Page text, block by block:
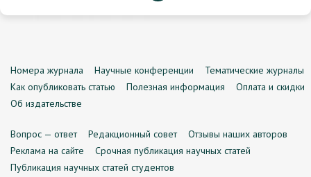
Номера журнала Научные конференции
Тематические журналы
Как опубликовать статью
Полезная информация
Оплата и скидки
Об издательстве
Вопрос — ответ Редакционный совет
Отзывы наших авторов
Реклама на сайте
Срочная публикация научных статей
Публикация научных статей студентов